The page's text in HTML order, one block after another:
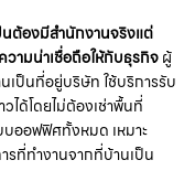
นต้องมีสำนักงานจริงแต่
ามน่าเชื่อถือให้กับธุรกิจผู้
เป็นที่อยู่บริษัท ใช้บริการรับ
ได้โดยไม่ต้องเช่าพื้นที่
ออฟฟิศทั้งหมด เหมาะ
รที่ทำงานจากที่บ้านเป็น